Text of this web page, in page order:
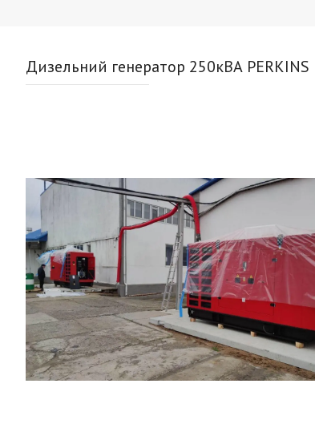
Дизельний генератор 250кВА PERKINS